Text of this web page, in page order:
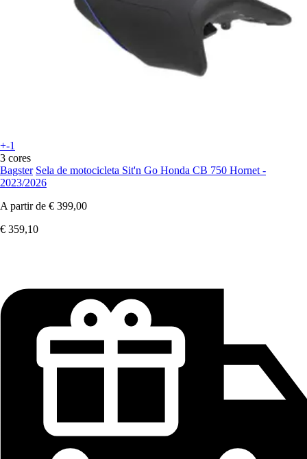
+-1
3 cores
Bagster Sela de motocicleta Sit'n Go Honda CB 750 Hornet -
2023/2026
A partir de € 399,00
€ 359,10